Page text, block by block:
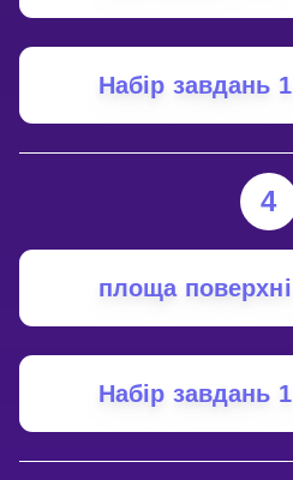
Набір завдань 1
4
площа поверхні
Набір завдань 1